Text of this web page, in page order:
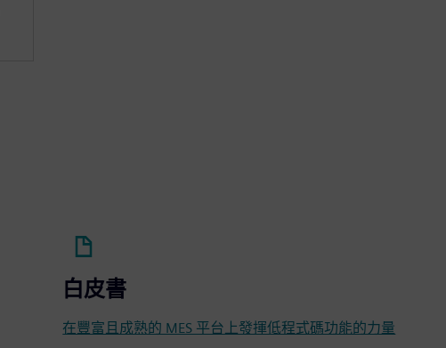
白皮書
在豐富且成熟的 MES 平台上發揮低程式碼功能的力量